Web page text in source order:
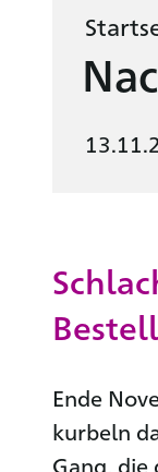
Ende
kurbeln
Gang,